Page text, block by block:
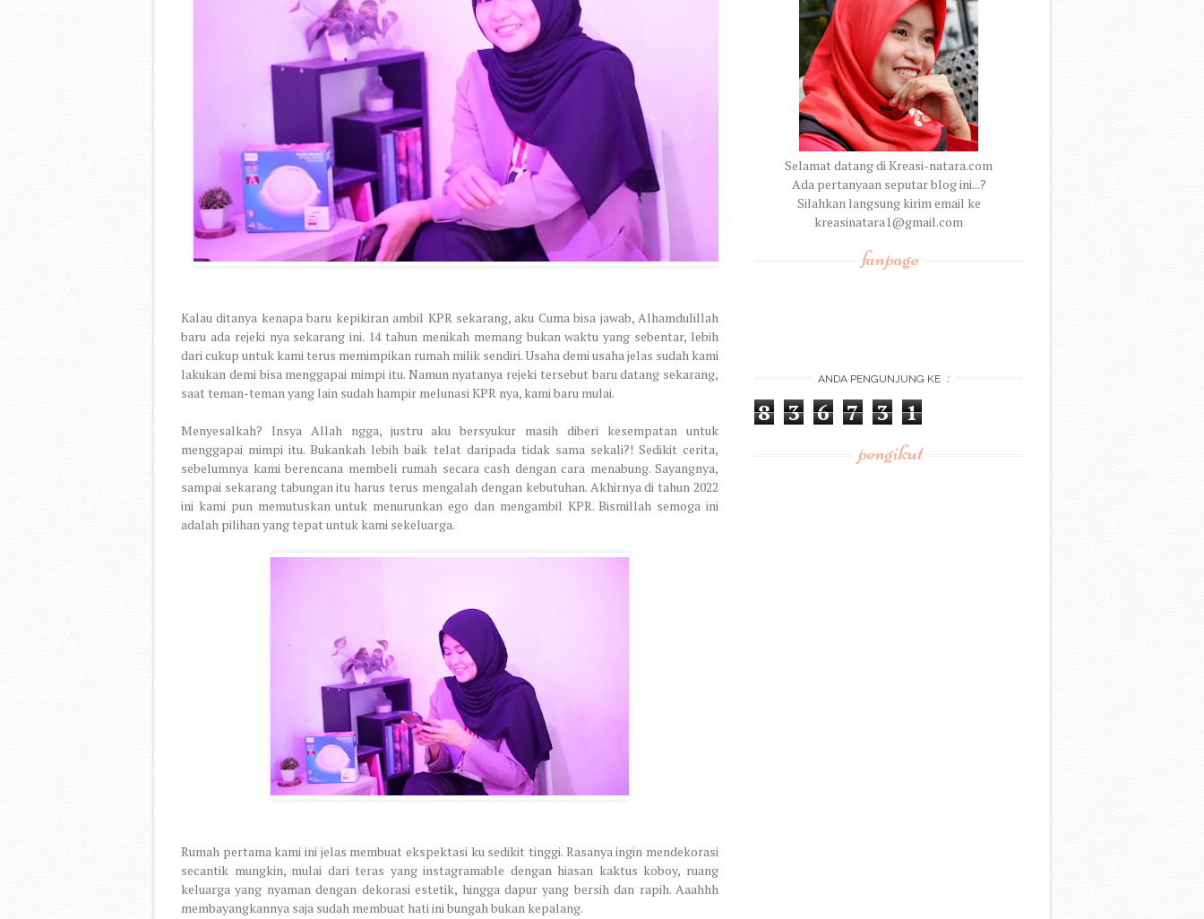
Kalau ditanya kenapa baru kepikiran ambil KPR sekarang, aku Cuma bisa jawab, Alhamdulillah
baru ada rejeki nya sekarang ini. 14 tahun menikah memang bukan waktu yang sebentar, lebih
dari cukup untuk kami terus memimpikan rumah milik sendiri. Usaha demi usaha jelas sudah kami
lakukan demi bisa menggapai mimpi itu. Namun nyatanya rejeki tersebut baru datang sekarang,
saat teman-teman yang lain sudah hampir melunasi KPR nya, kami baru mulai.
Menyesalkah? Insya Allah ngga, justru aku bersyukur masih diberi kesempatan untuk
menggapai mimpi itu. Bukankah lebih baik telat daripada tidak sama sekali?! Sedikit cerita,
sebelumnya kami berencana membeli rumah secara cash dengan cara menabung. Sayangnya,
sampai sekarang tabungan itu harus terus mengalah dengan kebutuhan. Akhirnya di tahun 2022
ini kami pun memutuskan untuk menurunkan ego dan mengambil KPR. Bismillah semoga ini
adalah pilihan yang tepat untuk kami sekeluarga.
Rumah pertama kami ini jelas membuat ekspektasi ku sedikit tinggi. Rasanya ingin mendekorasi
secantik mungkin, mulai dari teras yang instagramable dengan hiasan kaktus koboy, ruang
keluarga yang nyaman dengan dekorasi estetik, hingga dapur yang bersih dan rapih. Aaahhh
membayangkannya saja sudah membuat hati ini bungah bukan kepalang.
Selamat datang di Kreasi-natara.com
Ada pertanyaan seputar blog ini...?
Silahkan langsung kirim email ke
kreasinatara1@gmail.com
fanpage
ANDA PENGUNJUNG KE :
8 3 6 7 3 1
pengikut